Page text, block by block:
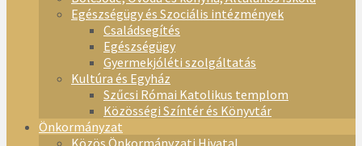
Egészségügy és Szociális intézmények
Családsegítés
Egészségügy
Gyermekjóléti szolgáltatás
Kultúra és Egyház
Szűcsi Római Katolikus templom
Közösségi Színtér és Könyvtár
Önkormányzat
Közös Önkormányzati Hivatal